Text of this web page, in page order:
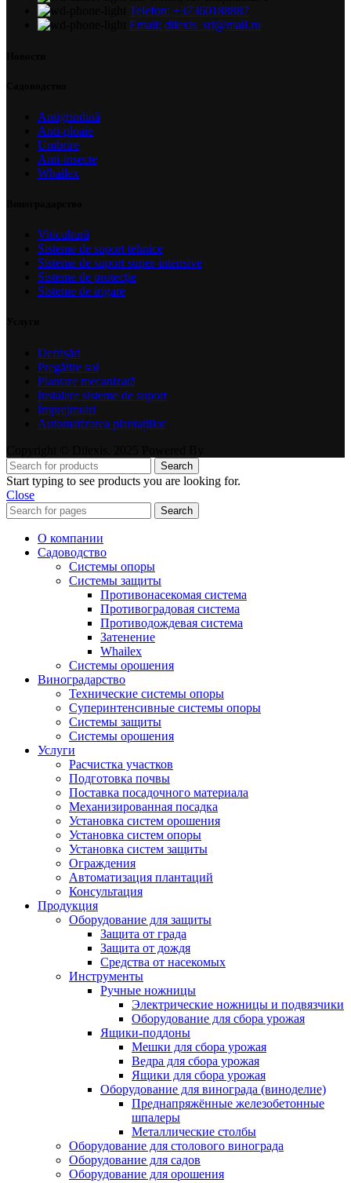
Telefon: +37360188887
Email: dilexis_srl@mail.ru
Antigrindină
Anti-ploaie
Umbrire
Anti-insecte
Whailex
Viticultură
Sisteme de suport tehnice
Sisteme de suport super-intensive
Sisteme de protecție
Sisteme de irigare
Defrișări
Pregătire sol
Plantare mecanizată
Instalare sisteme de suport
Împrejmuiri
Automatizarea plantațiilor
Search
Start typing to see products you are looking for.
Close
Search
О компании
Садоводство
Системы опоры
Системы защиты
Противонасекомая система
Противоградовая система
Противодождевая система
Затенение
Whailex
Системы орошения
Виноградарство
Технические системы опоры
Суперинтенсивные системы опоры
Системы защиты
Системы орошения
Услуги
Расчистка участков
Подготовка почвы
Поставка посадочного материала
Механизированная посадка
Установка систем орошения
Установка систем опоры
Установка систем защиты
Ограждения
Автоматизация плантаций
Консультация
Продукция
Оборудование для защиты
Защита от града
Защита от дождя
Средства от насекомых
Инструменты
Ручные ножницы
Электрические ножницы и подвязчики
Оборудование для сбора урожая
Ящики-поддоны
Мешки для сбора урожая
Ведра для сбора урожая
Ящики для сбора урожая
Оборудование для винограда (виноделие)
Преднапряжённые железобетонные
шпалеры
Металлические столбы
Оборудование для столового винограда
Оборудование для садов
Оборудование для орошения